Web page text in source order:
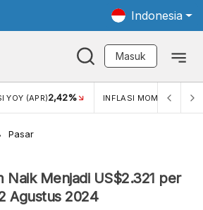
Indonesia
Masuk
YOY (APR)2,42% INFLASI MOM (MAR)
Pasar
Naik Menjadi US$2.321 per
Agustus 2024